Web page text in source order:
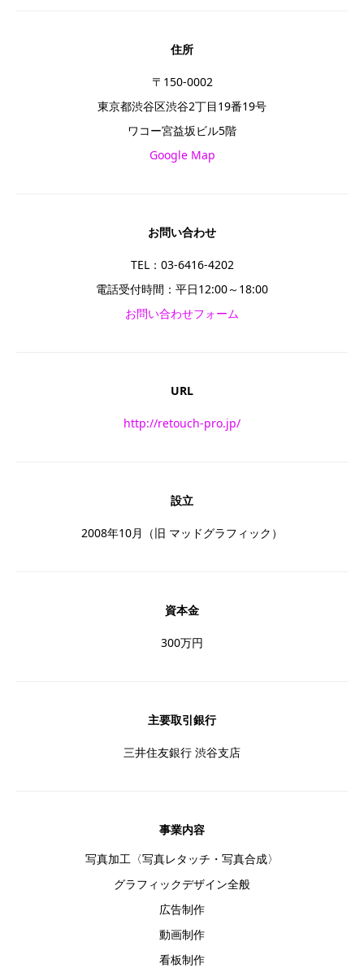
住所
〒150-0002
東京都渋谷区渋谷2丁目19番19号
ワコー宮益坂ビル5階
Google Map
お問い合わせ
TEL：03-6416-4202
電話受付時間：平日12:00～18:00
お問い合わせフォーム
URL
http://retouch-pro.jp/
設立
2008年10月（旧 マッドグラフィック）
資本金
300万円
主要取引銀行
三井住友銀行 渋谷支店
事業内容
写真加工〈写真レタッチ・写真合成〉
グラフィックデザイン全般
広告制作
動画制作
看板制作